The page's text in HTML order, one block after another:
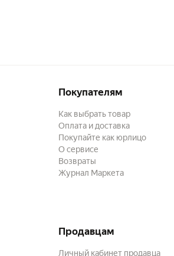
Покупателям
Как выбрать товар
Оплата и доставка
Покупайте как юрлицо
О сервисе
Возвраты
Журнал Маркета
Продавцам
Личный кабинет продавца